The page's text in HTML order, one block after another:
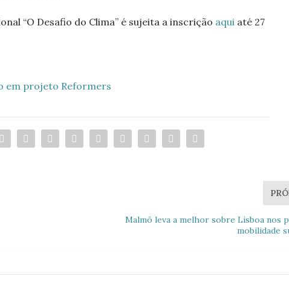
“O Desafio do Clima” é sujeita a inscrição aqui até 27
em projeto Reformers
Malmö leva a melhor sobre Lisboa nos
mobilidade